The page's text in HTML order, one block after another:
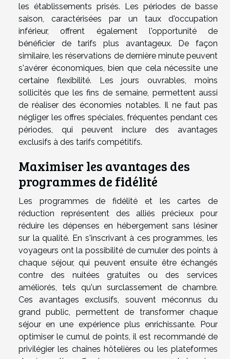
les établissements prisés. Les périodes de basse
saison, caractérisées par un taux d'occupation
inférieur, offrent également l'opportunité de
bénéficier de tarifs plus avantageux. De façon
similaire, les réservations de dernière minute peuvent
s'avérer économiques, bien que cela nécessite une
certaine flexibilité. Les jours ouvrables, moins
sollicités que les fins de semaine, permettent aussi
de réaliser des économies notables. Il ne faut pas
négliger les offres spéciales, fréquentes pendant ces
périodes, qui peuvent inclure des avantages
exclusifs à des tarifs compétitifs.
Maximiser les avantages des
programmes de fidélité
Les programmes de fidélité et les cartes de
réduction représentent des alliés précieux pour
réduire les dépenses en hébergement sans lésiner
sur la qualité. En s'inscrivant à ces programmes, les
voyageurs ont la possibilité de cumuler des points à
chaque séjour, qui peuvent ensuite être échangés
contre des nuitées gratuites ou des services
améliorés, tels qu'un surclassement de chambre.
Ces avantages exclusifs, souvent méconnus du
grand public, permettent de transformer chaque
séjour en une expérience plus enrichissante. Pour
optimiser le cumul de points, il est recommandé de
privilégier les chaînes hôtelières ou les plateformes